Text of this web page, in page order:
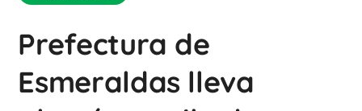
Prefectura de
Esmeraldas lleva